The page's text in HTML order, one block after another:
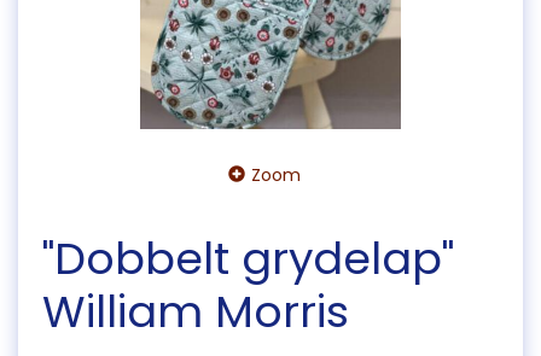
Zoom
"Dobbelt grydelap"
William Morris